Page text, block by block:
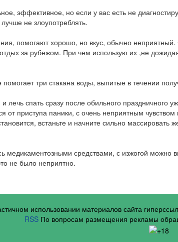
эффективное, но если у вас есть не
не злоупотреблять.
помогают хорошо, но вкус, обычно неприятный.
за рубежом. При чем использую их ,не
три стакана воды, выпитые в течении
лечь спать сразу после обильного праздничного
от приступа паники, с очень неприятным
встаньте и начните сильно массировать
медикаментозными средствами, с изжогой
не было неприятно.
использовании материалов сайта
RSSПо вопросам размещения рекламы